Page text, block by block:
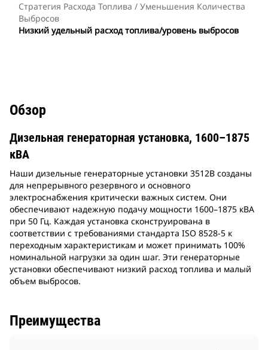
Стратегия Расхода Топлива / Уменьшения Количества
Выбросов
Низкий удельный расход топлива/уровень выбросов
Обзор
Дизельная генераторная установка, 1600–1875
кВА
Наши дизельные генераторные установки 3512B созданы
для непрерывного резервного и основного
электроснабжения критически важных систем. Они
обеспечивают надежную подачу мощности 1600–1875 кВА
при 50 Гц. Каждая установка сконструирована в
соответствии с требованиями стандарта ISO 8528-5 к
переходным характеристикам и может принимать 100%
номинальной нагрузки за один шаг. Эти генераторные
установки обеспечивают низкий расход топлива и малый
объем выбросов.
Преимущества